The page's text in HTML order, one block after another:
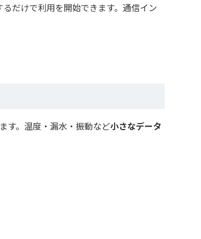
だけで利用を開始できます。通信イン
す。温度・漏水・振動など小さなデータ